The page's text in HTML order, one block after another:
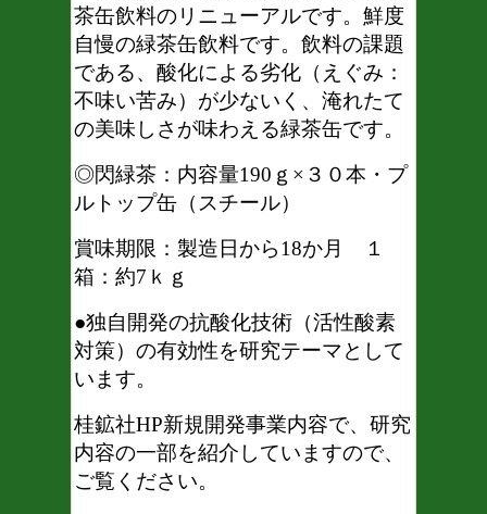
茶缶飲料のリニューアルです。鮮度
自慢の緑茶缶飲料です。飲料の課題
である、酸化による劣化（えぐみ：
不味い苦み）が少ないく、淹れたて
の美味しさが味わえる緑茶缶です。
◎閃緑茶：内容量190ｇ×３０本・プ
ルトップ缶（スチール）
賞味期限：製造日から18か月 １
箱：約7ｋｇ
●独自開発の抗酸化技術（活性酸素
対策）の有効性を研究テーマとして
います。
桂鉱社HP新規開発事業内容で、研究
内容の一部を紹介していますので、
ご覧ください。